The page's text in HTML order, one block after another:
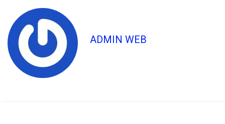
ADMIN WEB